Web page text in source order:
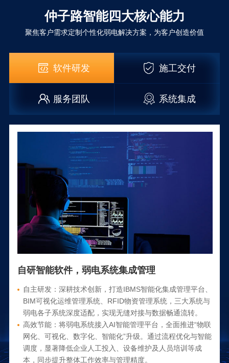
仲子路智能四大核心能力
聚焦客户需求定制个性化弱电解决方案，为客户创造价值
软件研发 施工交付
服务团队 系统集成
自研智能软件，弱电系统集成管理
自主研发：深耕技术创新，打造IBMS智能化集成管理平台、
BIM可视化运维管理系统、RFID物资管理系统，三大系统与
弱电各子系统深度适配，实现无缝对接与数据畅通流转。
高效节能：将弱电系统接入AI智能管理平台，全面推进“物联
网化、可视化、数字化、智能化”升级。通过流程优化与智能
调度，显著降低企业人工投入、设备维护及人员培训等成
本，同步提升整体工作效率与管理精度。